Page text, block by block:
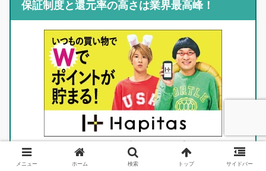
保証制度と還元率の高さは業界最高峰！
ハピタス注目の6要素
メニュー ホーム 検索 トップ サイドバー